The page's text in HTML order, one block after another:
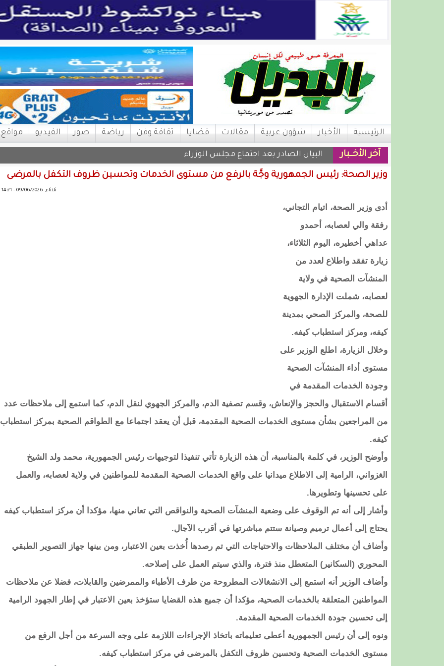
الرئيسية الأخبار شؤون عربية مقالات قضايا ثقافة وفن رياضة صور الفيديو مواقع
آخر الأخــبار تساقطا |
وزير الصحة: رئيس الجمهورية وجَّهَ بالرفع من مستوى الخدمات وتحسين ظروف التكفل بالمرضى
ثلاثاء, 09/06/2026 - 14:21
أدى وزير الصحة، اتيام التجاني،
رفقة والي لعصابه، أحمدو
عداهي أخطيره، اليوم الثلاثاء،
زيارة تفقد واطلاع لعدد من
المنشآت الصحية في ولاية
لعصابه، شملت الإدارة الجهوية
للصحة، والمركز الصحي بمدينة
كيفه، ومركز استطباب كيفه.
وخلال الزيارة، اطلع الوزير على
مستوى أداء المنشآت الصحية
وجودة الخدمات المقدمة في
أقسام الاستقبال والحجز والإنعاش، وقسم تصفية الدم، والمركز الجهوي لنقل الدم، كما استمع إلى ملاحظات عدد
من المراجعين بشأن مستوى الخدمات الصحية المقدمة، قبل أن يعقد اجتماعا مع الطواقم الصحية بمركز استطباب
كيفه.
وأوضح الوزير، في كلمة بالمناسبة، أن هذه الزيارة تأتي تنفيذا لتوجيهات رئيس الجمهورية، محمد ولد الشيخ
الغزواني، الرامية إلى الاطلاع ميدانيا على واقع الخدمات الصحية المقدمة للمواطنين في ولاية لعصابه، والعمل
على تحسينها وتطويرها.
وأشار إلى أنه تم الوقوف على وضعية المنشآت الصحية والنواقص التي تعاني منها، مؤكدا أن مركز استطباب كيفه
يحتاج إلى أعمال ترميم وصيانة ستتم مباشرتها في أقرب الآجال.
وأضاف أن مختلف الملاحظات والاحتياجات التي تم رصدها أُخذت بعين الاعتبار، ومن بينها جهاز التصوير الطبقي
المحوري (السكانير) المتعطل منذ فترة، والذي سيتم العمل على إصلاحه.
وأضاف الوزير أنه استمع إلى الانشغالات المطروحة من طرف الأطباء والممرضين والقابلات، فضلا عن ملاحظات
المواطنين المتعلقة بالخدمات الصحية، مؤكدا أن جميع هذه القضايا ستؤخذ بعين الاعتبار في إطار الجهود الرامية
إلى تحسين جودة الخدمات الصحية المقدمة.
ونوه إلى أن رئيس الجمهورية أعطى تعليماته باتخاذ الإجراءات اللازمة على وجه السرعة من أجل الرفع من
مستوى الخدمات الصحية وتحسين ظروف التكفل بالمرضى في مركز استطباب كيفه.